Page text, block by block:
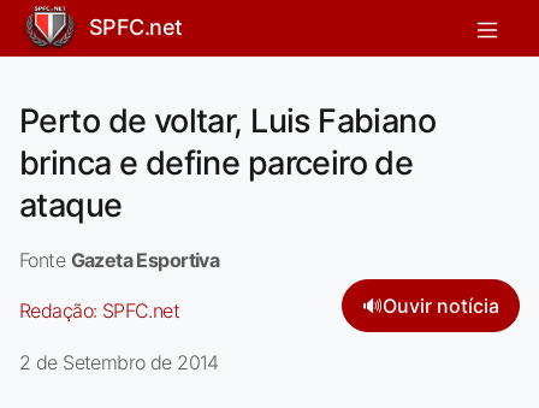
SPFC.net
Perto de voltar, Luis Fabiano
brinca e define parceiro de
ataque
Fonte Gazeta Esportiva
Redação: SPFC.net 🔊Ouvir notícia
2 de Setembro de 2014